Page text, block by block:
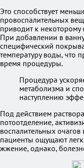
Это способствует
провоспалительных
приводит к
При добавлении в
специфический
температуру воды, что
время процедуры.
Процедура
метаболизма и
наступлению
Под действием
потоотделение,
воспалительных
пациенты ощущают
жжение, однако,